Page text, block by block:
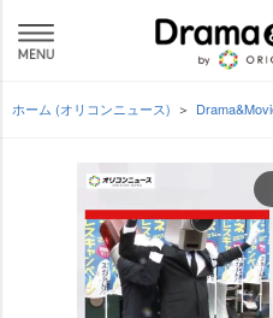
ホーム (オリコンニュース)